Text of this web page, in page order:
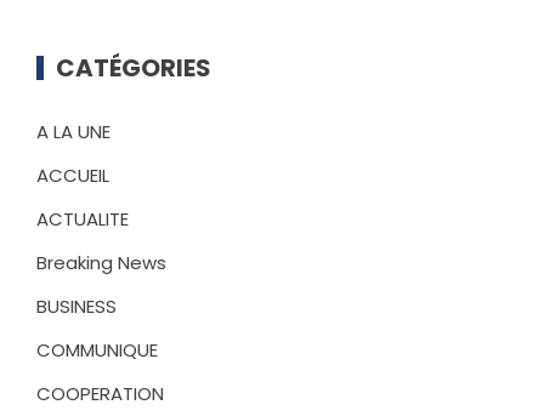
CATÉGORIES
A LA UNE
ACCUEIL
ACTUALITE
Breaking News
BUSINESS
COMMUNIQUE
COOPERATION